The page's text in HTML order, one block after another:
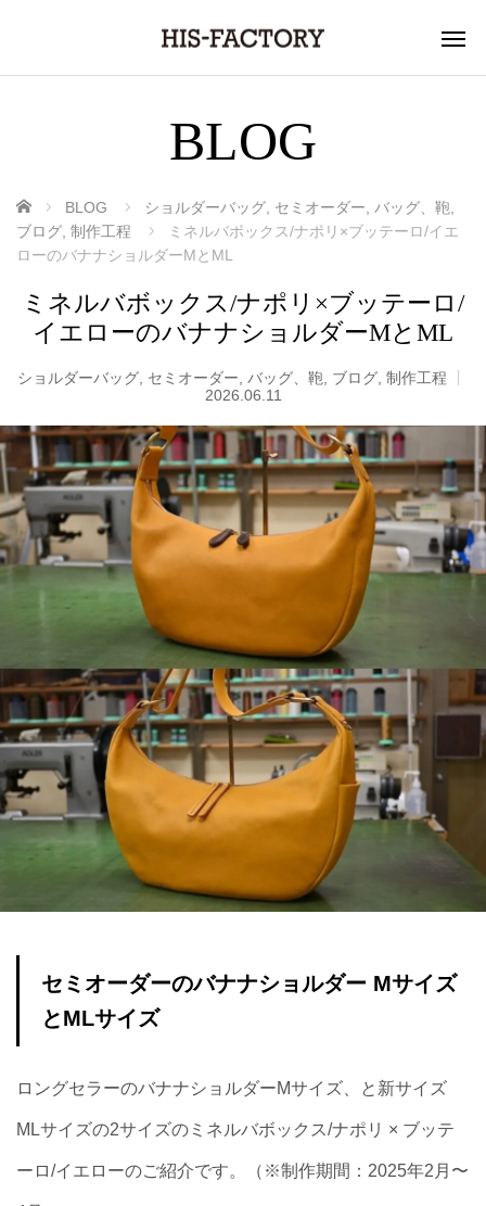
BLOG
ホーム BLOG ショルダーバッグ セミオーダー バッグ、鞄
ブログ 制作工程
ミネルバボックス/ナポリ×ブッテーロ/イエ
ローのバナナショルダーMとML
ミネルバボックス/ナポリ×ブッテーロ/
イエローのバナナショルダーMとML
ショルダーバッグ, セミオーダー バッグ、鞄 ブログ, 制作工程
2026.06.11
セミオーダーのバナナショルダー Mサイズ
とMLサイズ
ロングセラーのバナナショルダーMサイズ、と新サイズ
MLサイズの2サイズのミネルバボックス/ナポリ × ブッテ
ーロ/イエローのご紹介です。（※制作期間：2025年2月〜